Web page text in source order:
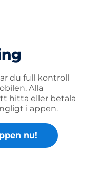
du full kontroll
Alla
hitta eller betala
i appen.
nu!